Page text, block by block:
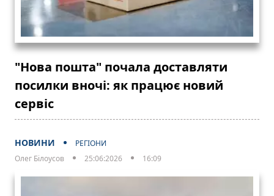
"Нова пошта" почала доставляти
посилки вночі: як працює новий
сервіс
НОВИНИ
РЕГІОНИ
Олег Білоусов
25:06:2026 16:09